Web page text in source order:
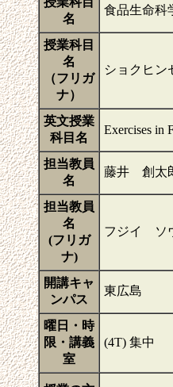
名
食品生命科
授業科目
名
（フリガ
ナ）
ショクヒン
英文授業
科目名
Exercises in
担当教員
名
藤井 創太
担当教員
名
(フリガ
ナ)
フジイ ソ
開講キャ
ンパス
東広島
曜日・時
限・講義
室
(4T) 集中